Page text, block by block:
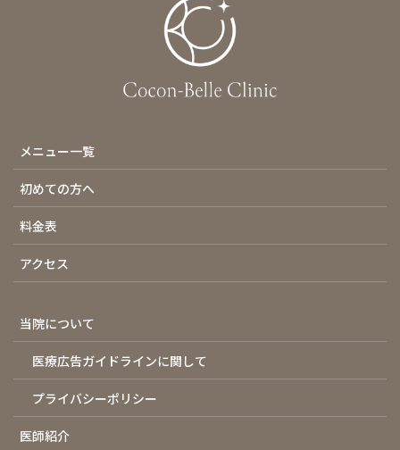
メニュー一覧
初めての方へ
料金表
アクセス
当院について
医療広告ガイドラインに関して
プライバシーポリシー
医師紹介